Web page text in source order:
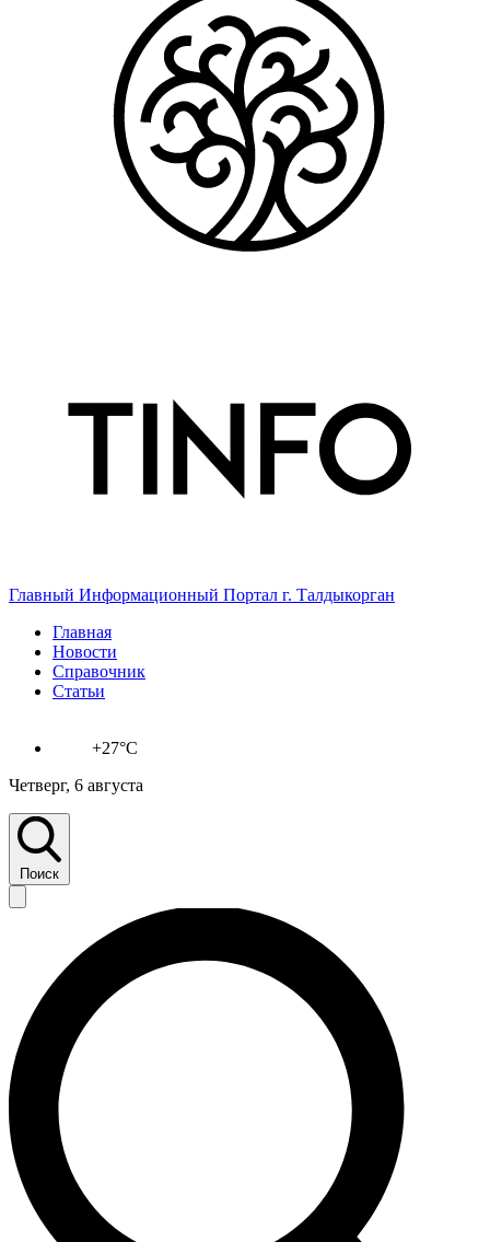
Главный Информационный Портал г. Талдыкорган
Главная
Новости
Справочник
Статьи
+27°C
Четверг, 6 августа
Поиск